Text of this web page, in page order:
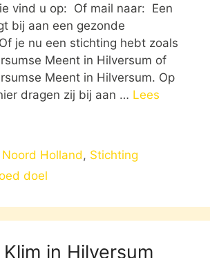
vind u op: Of mail naar: Een
bij aan een gezonde
je nu een stichting hebt zoals
Meent in Hilversum of
Meent in Hilversum. Op
dragen zij bij aan … Lees
Noord Holland , Stichting
doel
in Hilversum